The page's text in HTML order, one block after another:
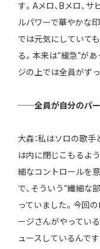
す。Aメロ、Bメロ、
ルパワーで華やかな
では元気にしていて
る。本来は“緩急”が
ジの上では全員がず
──全員が自分のパー
大森：私はソロの歌手
は内に閉じこもるよ
細なコントロールを
で、そういう“繊細な
っていました。今回
ージさんがやってい
ュースしているんで